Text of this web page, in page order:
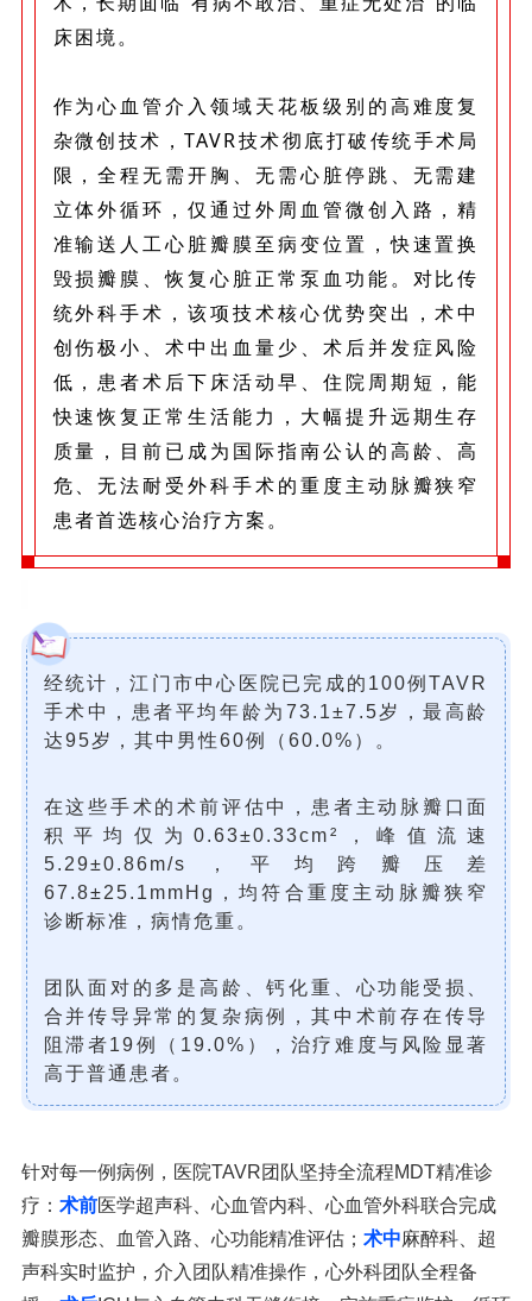
床困境。
作为心血管介入领域天花板级别的高难度复
杂微创技术，TAVR技术彻底打破传统手术局
限，全程无需开胸、无需心脏停跳、无需建
立体外循环，仅通过外周血管微创入路，精
准输送人工心脏瓣膜至病变位置，快速置换
毁损瓣膜、恢复心脏正常泵血功能。对比传
统外科手术，该项技术核心优势突出，术中
创伤极小、术中出血量少、术后并发症风险
低，患者术后下床活动早、住院周期短，能
快速恢复正常生活能力，大幅提升远期生存
质量，目前已成为国际指南公认的高龄、高
危、无法耐受外科手术的重度主动脉瓣狭窄
患者首选核心治疗方案。
经统计，江门市中心医院已完成的100例TAVR
手术中，患者平均年龄为73.1±7.5岁，最高龄
达95岁，其中男性60例（60.0%）。
在这些手术的术前评估中，患者 主动脉瓣口面
积 平均仅为0.63±0.33cm² ，峰值流速
5.29±0.86m/s，平均跨瓣压差
67.8±25.1mmHg，均符合重度主动脉瓣狭窄
诊断标准，病情危重。
团队面对的多是高龄、钙化重、心功能受损、
合并传导异常的复杂病例，其中术前存在传导
阻滞者19例（19.0%），治疗难度与风险显著
高于普通患者。
针对每一例病例，医院TAVR团队坚持全流程MDT精准诊
疗： 术前医学超声科、心血管内科、心血管外科联合完成
瓣膜形态、血管入路、心功能精准评估； 术中麻醉科、超
声科实时监护，介入团队精准操作，心外科团队全程备